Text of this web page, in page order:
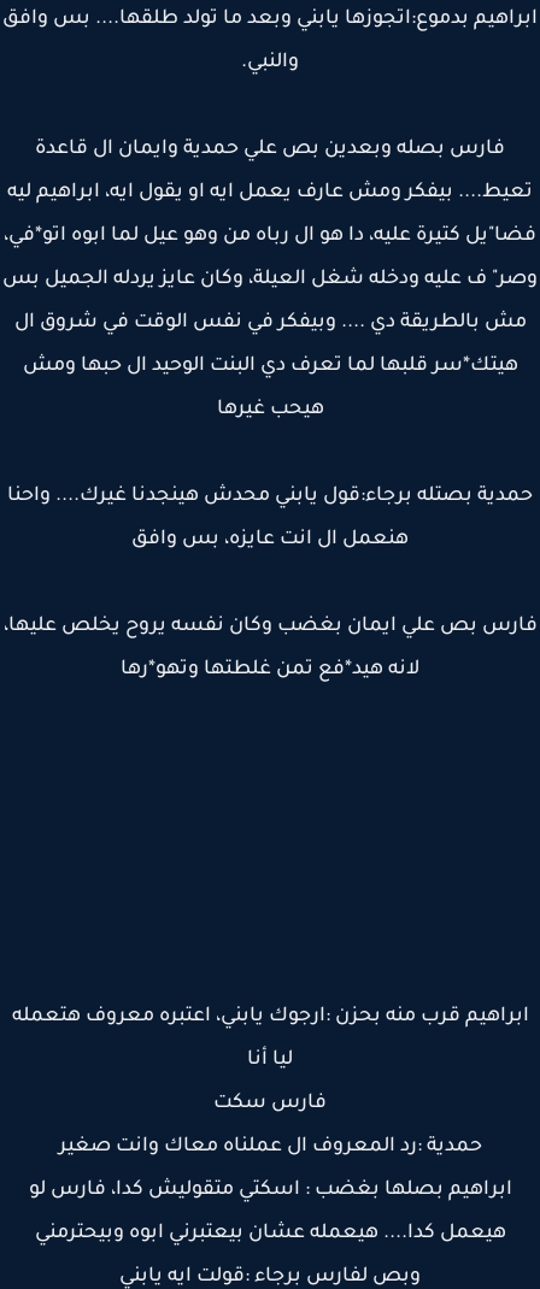
بدموع:اتجوزها يابني وبعد ما تولد طلقها.... بس وافق
والنبي.
فارس بصله وبعدين بص علي حمدية وايمان ال قاعدة
بيفكر ومش عارف يعمل ايه او يقول ايه، ابراهيم ليه
كتيرة عليه، دا هو ال رباه من وهو عيل لما ابوه اتو*في،
ف عليه ودخله شغل العيلة، وكان عايز يردله الجميل بس
بالطريقة دي .... وبيفكر في نفس الوقت في شروق ال
هيتك*سر قلبها لما تعرف دي البنت الوحيد ال حبها ومش
هيحب غيرها
بصتله برجاء:قول يابني محدش هينجدنا غيرك.... واحنا
هنعمل ال انت عايزه، بس وافق
بص علي ايمان بغضب وكان نفسه يروح يخلص عليها،
لانه هيد*فع تمن غلطتها وتهو*رها
قرب منه بحزن :ارجوك يابني، اعتبره معروف هتعمله
ليا أنا
فارس سكت
حمدية :رد المعروف ال عملناه معاك وانت صغير
ابراهيم بصلها بغضب : اسكتي متقوليش كدا، فارس لو
هيعمل كدا.... هيعمله عشان بيعتبرني ابوه وبيحترمني
وبص لفارس برجاء :قولت ايه يابني